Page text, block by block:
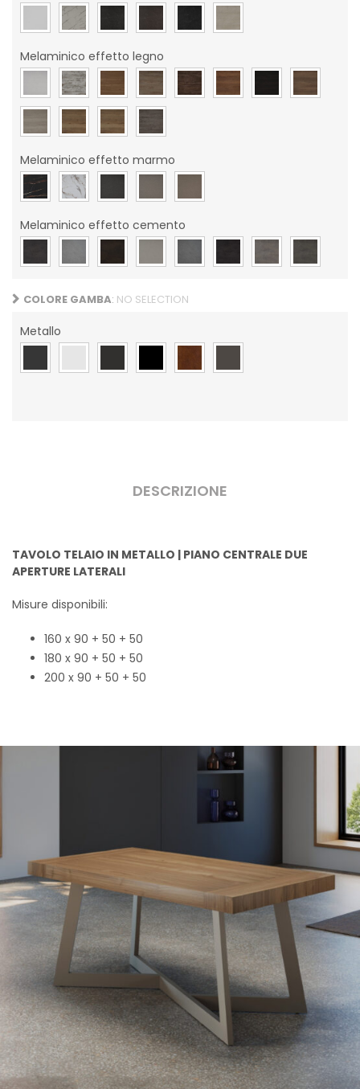
Melaminico effetto legno
Melaminico effetto marmo
Melaminico effetto cemento
COLORE GAMBA: NO SELECTION
Metallo
DESCRIZIONE
TAVOLO TELAIO IN METALLO | PIANO CENTRALE DUE
APERTURE LATERALI
Misure disponibili:
160 x 90 + 50 + 50
180 x 90 + 50 + 50
200 x 90 + 50 + 50